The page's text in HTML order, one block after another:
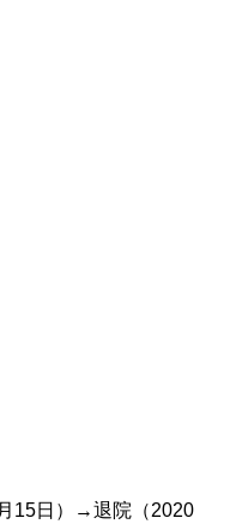
15日）→退院（2020